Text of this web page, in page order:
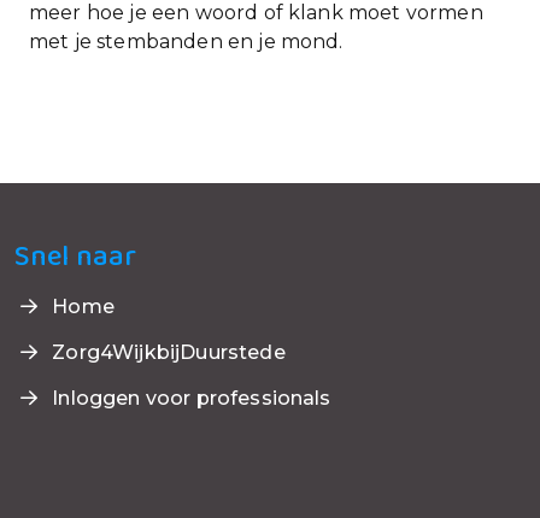
meer hoe je een woord of klank moet vormen
met je stembanden en je mond.
Snel naar
Home
Zorg4WijkbijDuurstede
Inloggen voor professionals